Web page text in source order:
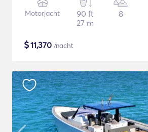
Motorjacht
90 ft
27 m
8
$11,370 /nacht